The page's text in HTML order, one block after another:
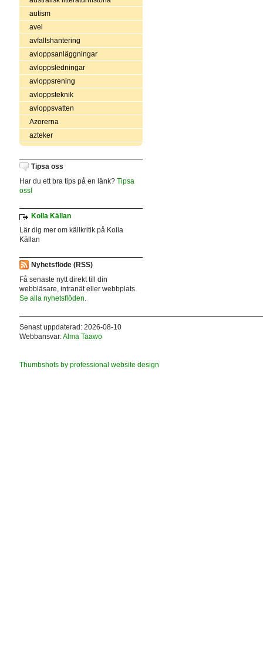
autism
avel
avfallshantering
avloppsanläggningar
avloppsledningar
avloppsrening
avloppsteknik
avloppsvatten
Azorerna
azteker
Tipsa oss
Har du ett bra tips på en länk? Tipsa
oss!
Kolla Källan
Lär dig mer om källkritik på Kolla
Källan
Nyhetsflöde (RSS)
Få senaste nytt direkt till din
webbläsare, intranät eller webbplats.
Se alla nyhetsflöden.
Senast uppdaterad: 2026-08-10
Webbansvar:Alma Taawo
Thumbshots by professional website design